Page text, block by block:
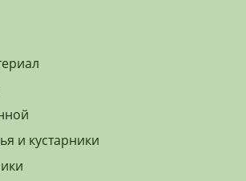
и кустарники